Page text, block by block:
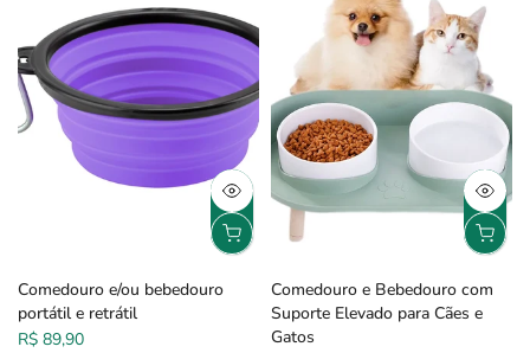
Comedouro e/ou bebedouro
portátil e retrátil
R$ 89,90
Comedouro e Bebedouro com
Suporte Elevado para Cães e
Gatos